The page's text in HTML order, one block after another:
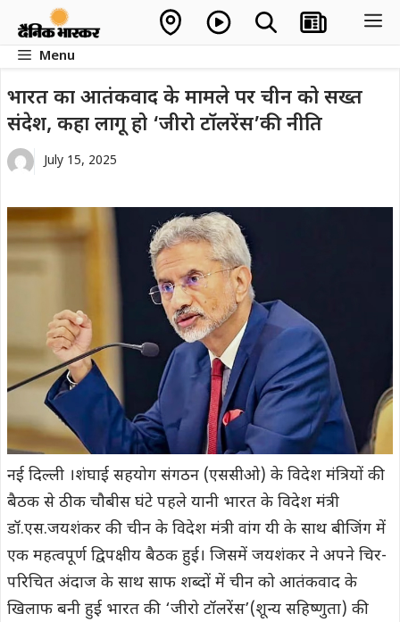
contentMenu
भारत का आतंकवाद के मामले पर चीन को सख्त
संदेश, कहा लागू हो ‘जीरो टॉलरेंस’की नीति
July 15, 2025
नई दिल्ली ।शंघाई सहयोग संगठन (एससीओ) के विदेश मंत्रियों की
बैठक से ठीक चौबीस घंटे पहले यानी भारत के विदेश मंत्री
डॉ.एस.जयशंकर की चीन के विदेश मंत्री वांग यी के साथ बीजिंग में
एक महत्वपूर्ण द्विपक्षीय बैठक हुई। जिसमें जयशंकर ने अपने चिर-
परिचित अंदाज के साथ साफ शब्दों में चीन को आतंकवाद के
खिलाफ बनी हुई भारत की ‘जीरो टॉलरेंस’(शून्य सहिष्णुता) की